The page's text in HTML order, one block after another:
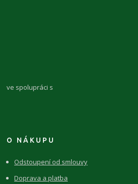
ve spolupráci s
O NÁKUPU
Odstoupení od smlouvy
Doprava a platba